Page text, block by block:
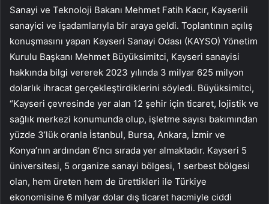
Sanayi ve Teknoloji Bakanı Mehmet Fatih Kacır, Kayserili
sanayici ve işadamlarıyla bir araya geldi. Toplantının açılış
konuşmasını yapan Kayseri Sanayi Odası (KAYSO) Yönetim
Kurulu Başkanı Mehmet Büyüksimitci, Kayseri sanayisi
hakkında bilgi vererek 2023 yılında 3 milyar 625 milyon
dolarlık ihracat gerçekleştirdiklerini söyledi. Büyüksimitci,
“Kayseri çevresinde yer alan 12 şehir için ticaret, lojistik ve
sağlık merkezi konumunda olup, işletme sayısı bakımından
yüzde 3’lük oranla İstanbul, Bursa, Ankara, İzmir ve
Konya’nın ardından 6’ncı sırada yer almaktadır. Kayseri 5
üniversitesi, 5 organize sanayi bölgesi, 1 serbest bölgesi
olan, hem üreten hem de ürettikleri ile Türkiye
ekonomisine 6 milyar dolar dış ticaret hacmiyle ciddi